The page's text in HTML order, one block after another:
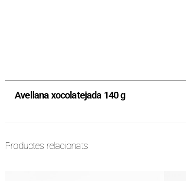
Avellana xocolatejada 140 g
Productes relacionats